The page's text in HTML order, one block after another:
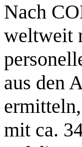
Nach
weltweit
aus den
mit ca.